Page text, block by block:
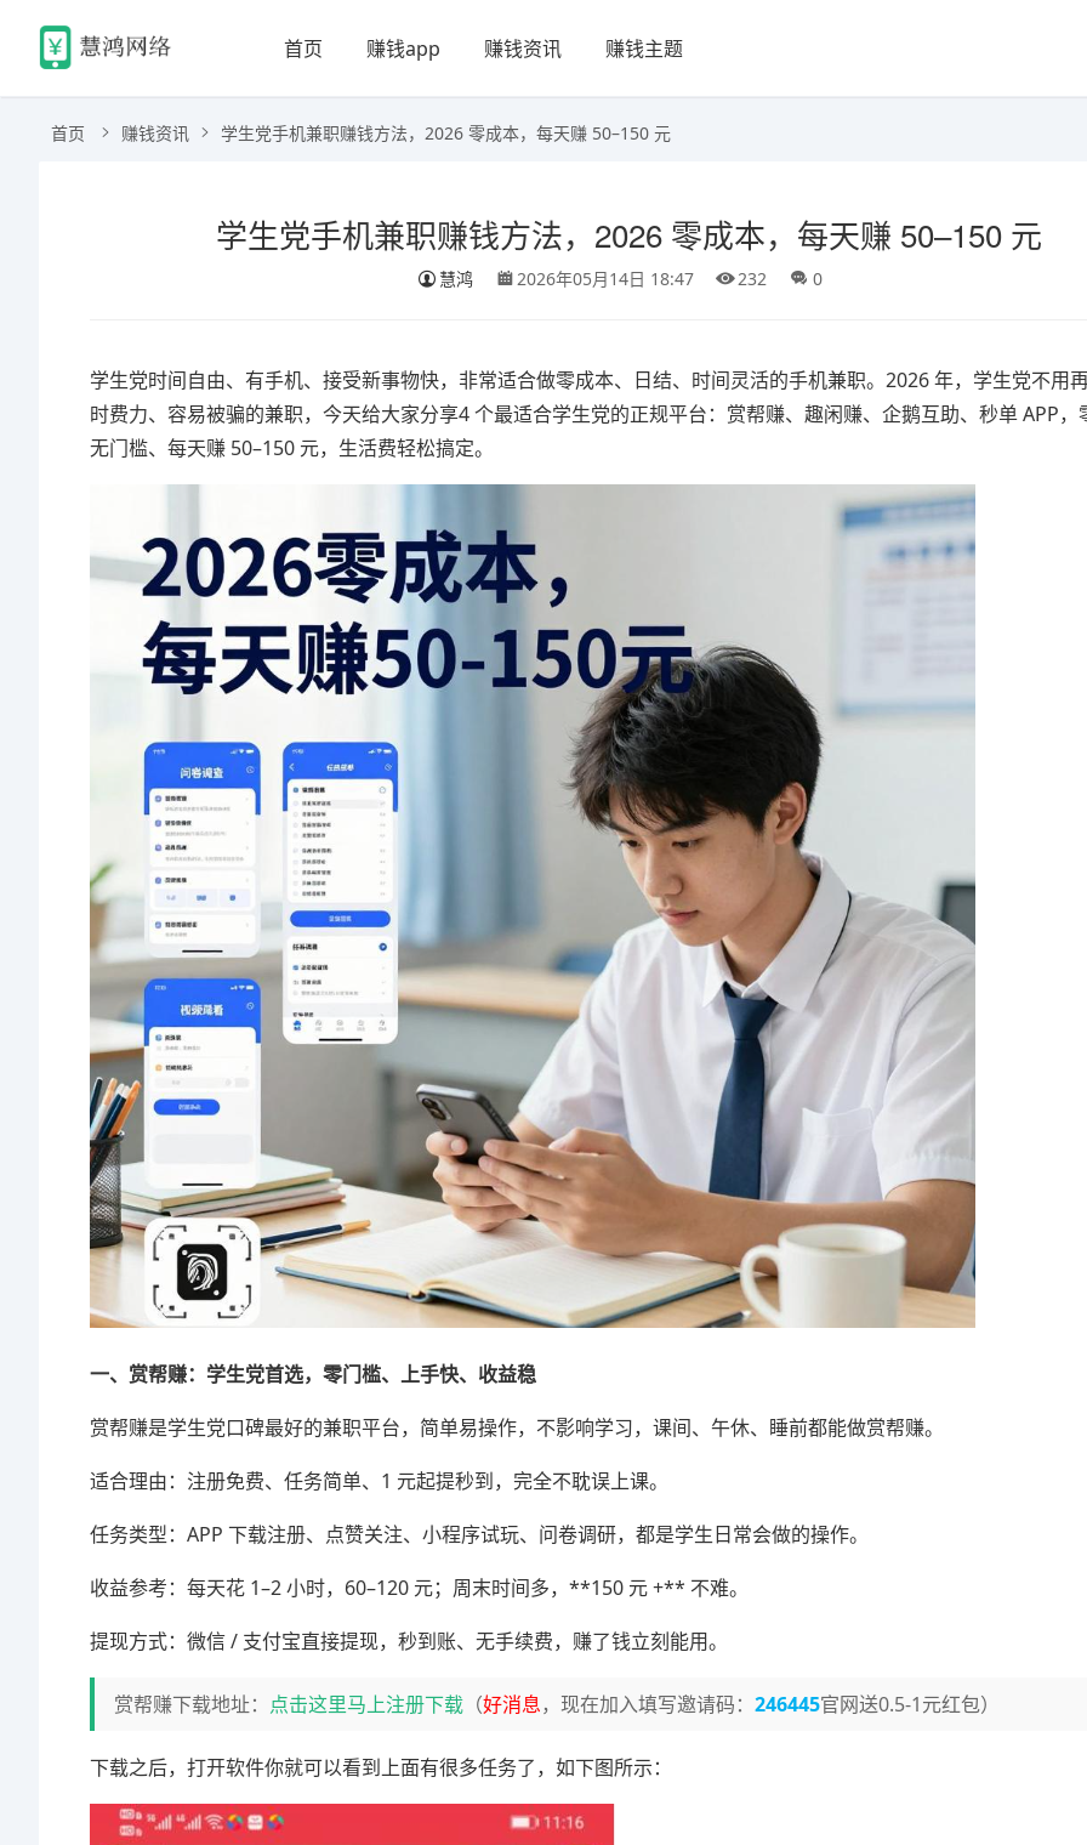
首页 赚钱app 赚钱资讯 赚钱主题
首页 赚钱资讯 学生党手机兼职赚钱方法，2026 零成本，每天赚 50–150 元
学生党手机兼职赚钱方法，2026 零成本，每天赚 50–150 元
慧鸿 2026年05月14日 18:47 232 0
学生党时间自由、有手机、接受新事物快，非常适合做零成本、日结、时间灵活的手机兼职。2026 年，学生党不用
时费力、容易被骗的兼职，今天给大家分享4 个最适合学生党的正规平台：赏帮赚、趣闲赚、企鹅互助、秒单 APP，
无门槛、每天赚 50–150 元，生活费轻松搞定。
一、赏帮赚：学生党首选，零门槛、上手快、收益稳
赏帮赚是学生党口碑最好的兼职平台，简单易操作，不影响学习，课间、午休、睡前都能做赏帮赚。
适合理由：注册免费、任务简单、1 元起提秒到，完全不耽误上课。
任务类型：APP 下载注册、点赞关注、小程序试玩、问卷调研，都是学生日常会做的操作。
收益参考：每天花 1–2 小时，60–120 元；周末时间多，**150 元 +** 不难。
提现方式：微信 / 支付宝直接提现，秒到账、无手续费，赚了钱立刻能用。
赏帮赚下载地址： 点击这里马上注册下载 （好消息，现在加入填写邀请码： 246445官网送0.5-1元红包）
下载之后，打开软件你就可以看到上面有很多任务了，如下图所示：